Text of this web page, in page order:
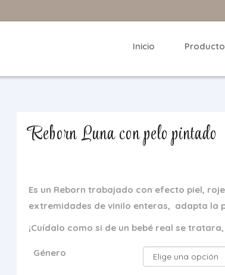
Inicio
Reborn Luna con pelo pintado
Es un Reborn trabajado con efecto piel,
extremidades de vinilo enteras, adapta la
¡Cuídalo como si de un bebé real se
Género